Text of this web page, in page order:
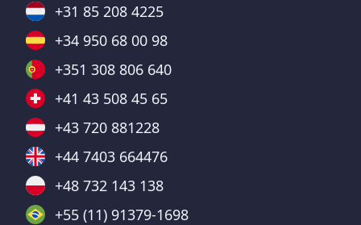
+31 85 208 4225
+34 950 68 00 98
+351 308 806 640
+41 43 508 45 65
+43 720 881228
+44 7403 664476
+48 732 143 138
+55 (11) 91379-1698